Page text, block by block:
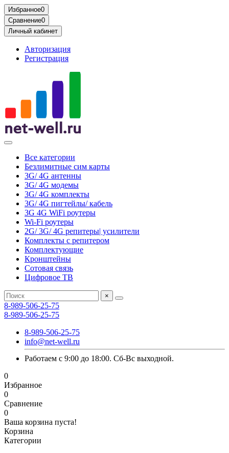
Избранное0
Сравнение0
Личный кабинет
Авторизация
Регистрация
Все категории
Безлимитные сим карты
3G/ 4G антенны
3G/ 4G модемы
3G/ 4G комплекты
3G/ 4G пигтейлы/ кабель
3G 4G WiFi роутеры
Wi-Fi роутеры
2G/ 3G/ 4G репитеры| усилители
Комплекты с репитером
Комплектующие
Кронштейны
Сотовая связь
Цифровое ТВ
×
8-989-506-25-75
8-989-506-25-75
8-989-506-25-75
info@net-well.ru
Работаем с 9:00 до 18:00. Сб-Вс выходной.
0
Избранное
0
Сравнение
0
Ваша корзина пуста!
Корзина
Категории